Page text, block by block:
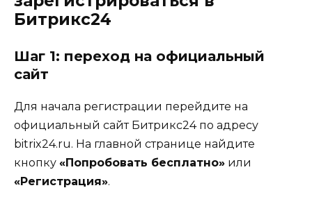
Битрикс24
Шаг 1: переход на официальный
сайт
Для начала регистрации перейдите на
официальный сайт Битрикс24 по адресу
bitrix24.ru. На главной странице найдите
кнопку «Попробовать бесплатно» или
«Регистрация».